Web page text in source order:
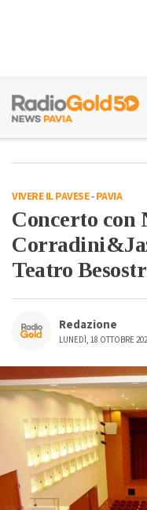
VIVERE IL PAVESE-PAVIA
Concerto con
Teatro
Redazione
LUNEDÌ, 18 OTTOBRE